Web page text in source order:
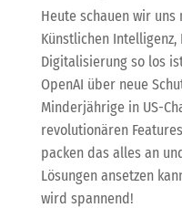
Heute schauen wir
Künstlichen Intelligenz,
Digitalisierung so los
OpenAI über neue
Minderjährige in US-
revolutionären
packen das alles an
Lösungen ansetzen
wird spannend!